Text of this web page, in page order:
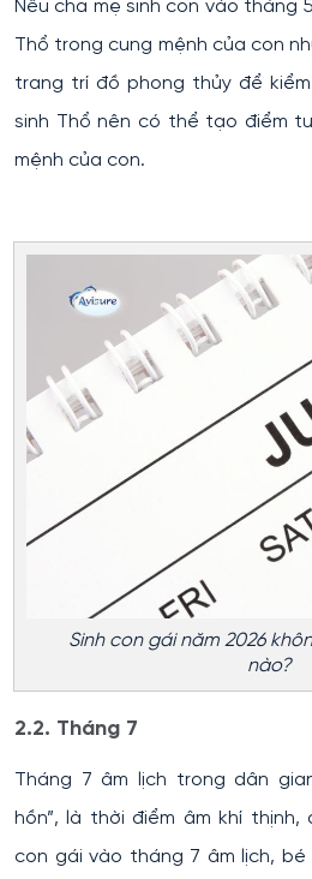
Nếu cha mẹ sinh con vào tháng
Thổ trong cung mệnh của con
trang trí đồ phong thủy để
sinh Thổ nên có thể tạo điểm
mệnh của con.
Sinh con gái năm 2026
nào?
2.2. Tháng 7
Tháng 7 âm lịch trong dân
hồn”, là thời điểm âm khí thịnh,
con gái vào tháng 7 âm lịch,